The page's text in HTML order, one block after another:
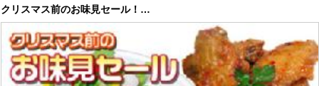
クリスマス前のお味見セール！…